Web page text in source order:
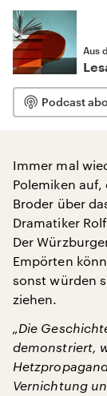
Aus
Podcast
Immer mal
Polemiken
Broder über
Dramatiker
Der
Empörten
sonst würden
ziehen.
„Die
demonstriert,
Vernichtung